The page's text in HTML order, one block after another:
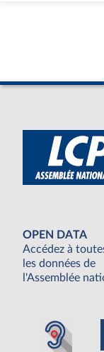
OPEN DATA
Accédez à
les données de
l'Assemblée